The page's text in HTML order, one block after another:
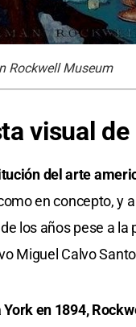
Rockwell Museum
visual
del arte
en concepto, y
los años pese a
Miguel Calvo
York en 1894,